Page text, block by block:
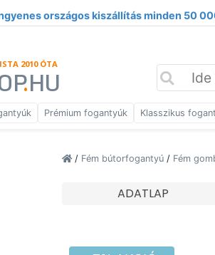
országos kiszállítás minden 50
2010 ÓTA
.HU
Prémium fogantyúk Klasszikus
/ Fém bútorfogantyú / Fém
ADATLAP